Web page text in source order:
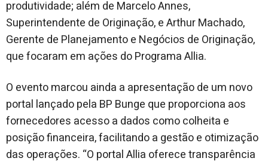
produtividade; além de Marcelo Annes,
Superintendente de Originação, e Arthur Machado,
Gerente de Planejamento e Negócios de Originação,
que focaram em ações do Programa Allia.
O evento marcou ainda a apresentação de um novo
portal lançado pela BP Bunge que proporciona aos
fornecedores acesso a dados como colheita e
posição financeira, facilitando a gestão e otimização
das operações. “O portal Allia oferece transparência